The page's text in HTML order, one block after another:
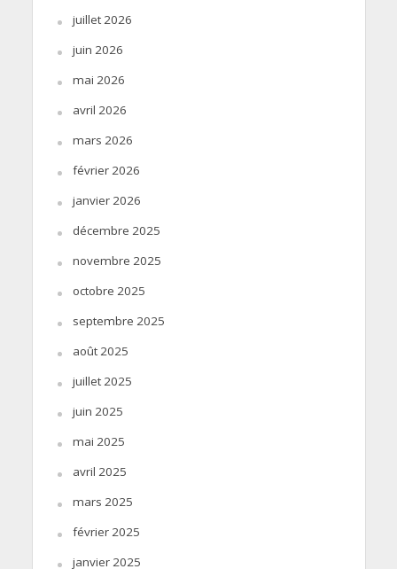
juillet 2026
juin 2026
mai 2026
avril 2026
mars 2026
février 2026
janvier 2026
décembre 2025
novembre 2025
octobre 2025
septembre 2025
août 2025
juillet 2025
juin 2025
mai 2025
avril 2025
mars 2025
février 2025
janvier 2025